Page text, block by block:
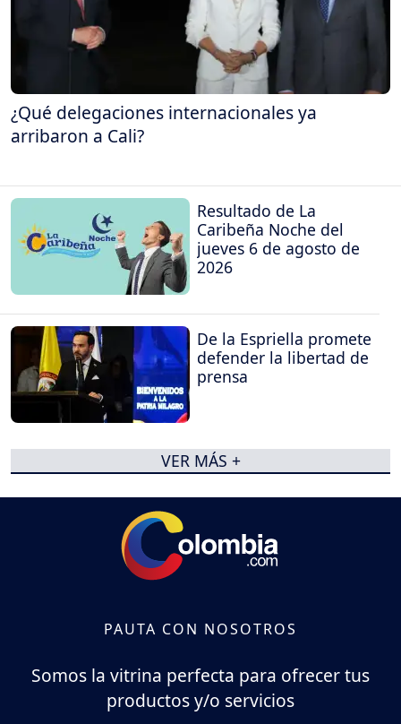
¿Qué delegaciones internacionales ya
arribaron a Cali?
Resultado de La
Caribeña Noche del
jueves 6 de agosto de
2026
De la Espriella promete
defender la libertad de
prensa
VER MÁS +
PAUTA CON NOSOTROS
Somos la vitrina perfecta para ofrecer tus
productos y/o servicios